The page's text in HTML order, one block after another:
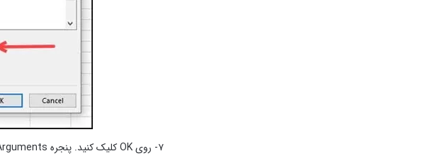
۷- روی OK کلیک کنید. پنجره Functions Arguments باز می شود.